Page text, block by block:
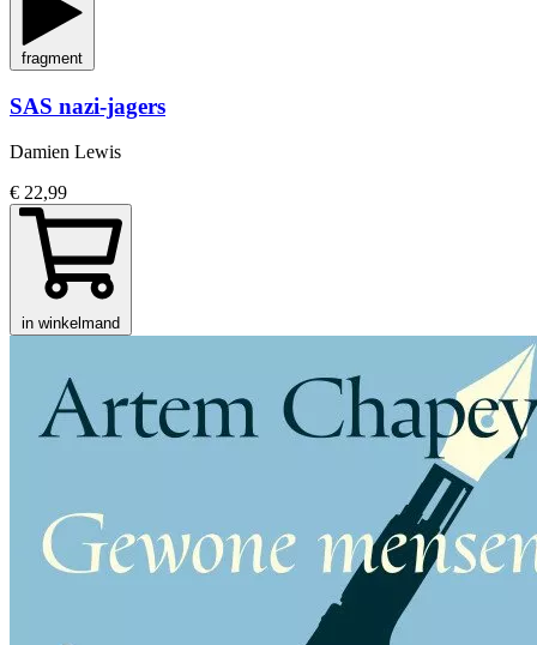
fragment
SAS nazi-jagers
Damien Lewis
€ 22,99
in winkelmand